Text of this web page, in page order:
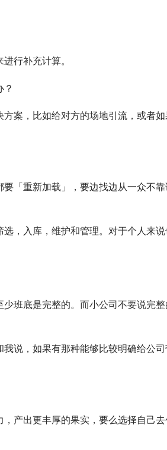
行补充计算。
？
案，比如给对方的场地引流，或者如
「重新加载」，要边找边从一众不靠
，入库，维护和管理。对于个人来说
班底是完整的。而小公司不要说完整
说，如果有那种能够比较明确给公司
产出更丰厚的果实，要么选择自己去